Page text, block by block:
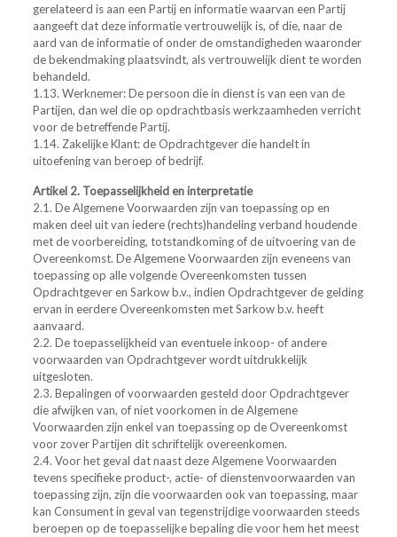
gerelateerd is aan een Partij en informatie waarvan een Partij
aangeeft dat deze informatie vertrouwelijk is, of die, naar de
aard van de informatie of onder de omstandigheden waaronder
de bekendmaking plaatsvindt, als vertrouwelijk dient te worden
behandeld.
1.13. Werknemer: De persoon die in dienst is van een van de
Partijen, dan wel die op opdrachtbasis werkzaamheden verricht
voor de betreffende Partij.
1.14. Zakelijke Klant: de Opdrachtgever die handelt in
uitoefening van beroep of bedrijf.
Artikel 2. Toepasselijkheid en interpretatie
2.1. De Algemene Voorwaarden zijn van toepassing op en
maken deel uit van iedere (rechts)handeling verband houdende
met de voorbereiding, totstandkoming of de uitvoering van de
Overeenkomst. De Algemene Voorwaarden zijn eveneens van
toepassing op alle volgende Overeenkomsten tussen
Opdrachtgever en Sarkow b.v., indien Opdrachtgever de gelding
ervan in eerdere Overeenkomsten met Sarkow b.v. heeft
aanvaard.
2.2. De toepasselijkheid van eventuele inkoop- of andere
voorwaarden van Opdrachtgever wordt uitdrukkelijk
uitgesloten.
2.3. Bepalingen of voorwaarden gesteld door Opdrachtgever
die afwijken van, of niet voorkomen in de Algemene
Voorwaarden zijn enkel van toepassing op de Overeenkomst
voor zover Partijen dit schriftelijk overeenkomen.
2.4. Voor het geval dat naast deze Algemene Voorwaarden
tevens specifieke product-, actie- of dienstenvoorwaarden van
toepassing zijn, zijn die voorwaarden ook van toepassing, maar
kan Consument in geval van tegenstrijdige voorwaarden steeds
beroepen op de toepasselijke bepaling die voor hem het meest